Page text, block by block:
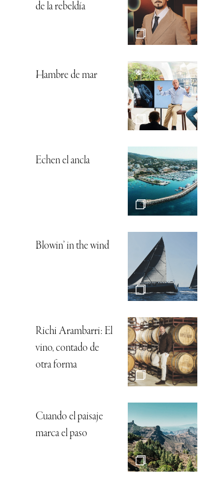
de la rebeldía
Hambre de mar
Echen el ancla
Blowin’ in the wind
Richi Arambarri: El
vino, contado de
otra forma
Cuando el paisaje
marca el paso